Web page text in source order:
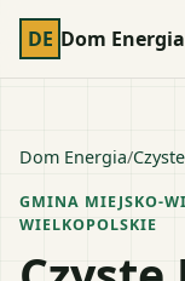
DE Dom Energia
Dom Energia/
GMINA MIEJSKO-
WIELKOPOLSKIE